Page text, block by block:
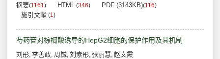
摘要(1161) HTML (346) PDF (3143KB)(116)
施引文献 (1)
芍药苷对棕榈酸诱导的HepG2细胞的保护作用及其机制
刘彤, 李善政, 周铖, 刘素彤, 张丽慧, 赵文霞